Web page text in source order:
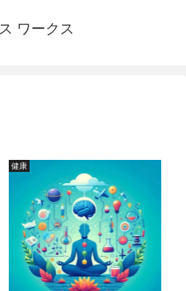
ワークス
健康